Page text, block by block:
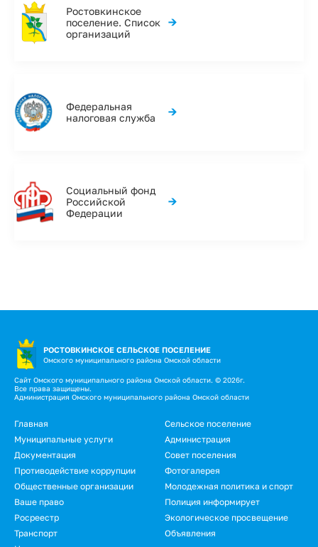
Ростовкинское
поселение. Список
организаций
→
Федеральная
налоговая служба
→
Социальный фонд
Российской
Федерации
→
РОСТОВКИНСКОЕ СЕЛЬСКОЕ ПОСЕЛЕНИЕ
Омского муниципального района Омской области
Сайт Омского муниципального района Омской области. © 2026г.
Все права защищены.
Администрация Омского муниципального района Омской области
Подвал
Главная
Сельское поселение
Муниципальные услуги
Администрация
Документация
Совет поселения
Противодействие коррупции
Фотогалерея
Общественные организации
Молодежная политика и спорт
Ваше право
Полиция информирует
Росреестр
Экологическое просвещение
Транспорт
Объявления